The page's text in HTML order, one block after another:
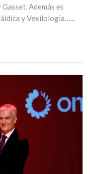
Además es
y Vexilología…...